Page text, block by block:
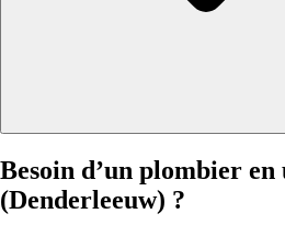
Besoin d’un plombier en
(Denderleeuw) ?